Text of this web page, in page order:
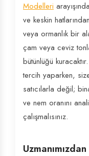
Modelleri
ve keskin
veya ormanlık bir
çam veya ceviz
bütünlüğü
tercih yaparken,
satıcılarla değil;
ve nem oranını
çalışmalısınız.